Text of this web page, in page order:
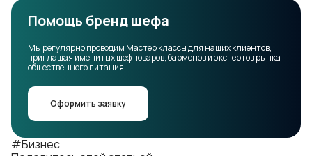
Помощь бренд шефа
Мы регулярно проводим Мастер классы для наших клиентов,
приглашая именитых шеф поваров, барменов и экспертов рынка
общественного питания
Оформить заявку
#Бизнес